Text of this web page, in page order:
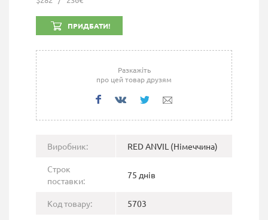
ПРИДБАТИ!
Разкажіть
про цей товар друзям
Виробник: RED ANVIL (Німеччина)
Строк
поставки:
75 днів
Код товару: 5703